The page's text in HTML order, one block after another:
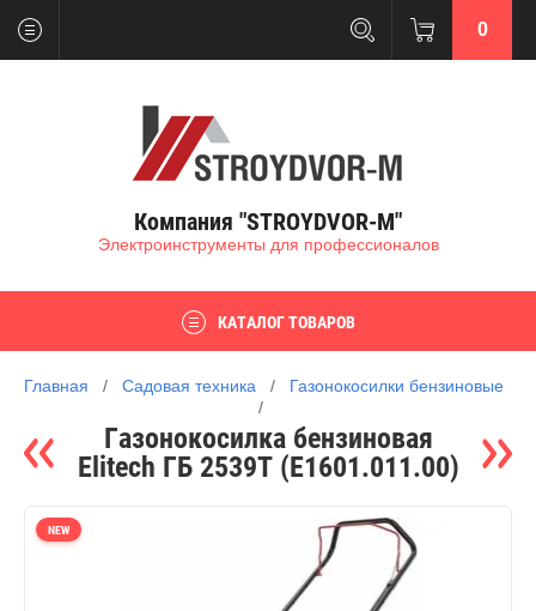
0
Компания "STROYDVOR-M"
Электроинструменты для профессионалов
КАТАЛОГ ТОВАРОВ
Главная
   /
Садовая техника
   /
Газонокосилки бензиновые
/
Газонокосилка бензиновая
Elitech ГБ 2539Т (E1601.011.00)
NEW